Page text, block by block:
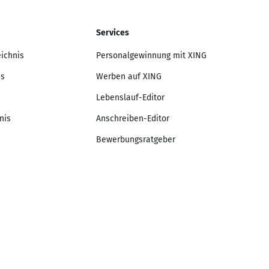
Services
Personalgewinnung mit XING
Werben auf XING
Lebenslauf-Editor
Anschreiben-Editor
Bewerbungsratgeber